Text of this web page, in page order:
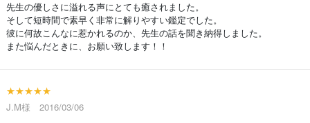
先生の優しさに溢れる声にとても癒されました。
そして短時間で素早く非常に解りやすい鑑定でした。
彼に何故こんなに惹かれるのか、先生の話を聞き納得しました。
また悩んだときに、お願い致します！！
★★★★★
J.M様 2016/03/06